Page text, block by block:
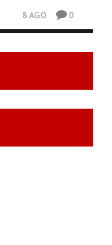
8 AGO 0